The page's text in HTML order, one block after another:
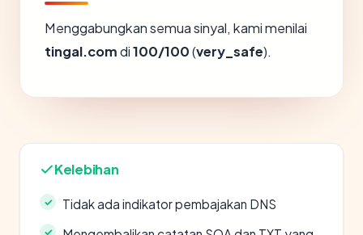
Menggabungkan semua sinyal, kami menilai
tingal.comdi100/100(very_safe).
Kelebihan
Tidak ada indikator pembajakan DNS